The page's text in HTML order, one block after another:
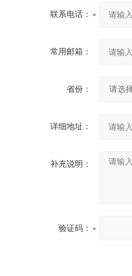
联系电话：
常用邮箱：
省份：
详细地址：
补充说明：
验证码：